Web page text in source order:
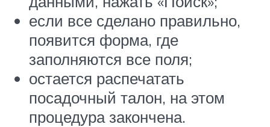
если все сделано правильно,
появится форма, где
заполняются все поля;
остается распечатать
посадочный талон, на этом
процедура закончена.